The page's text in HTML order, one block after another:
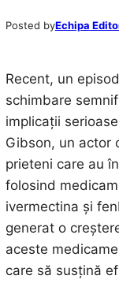
Posted byEchipa
Recent, un
schimbare
implicații
Gibson, un actor
prieteni care au
folosind
ivermectina și
generat o
aceste
care să susțină